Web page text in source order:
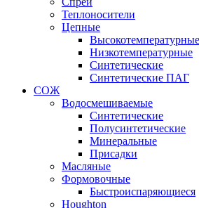
Теплоносители
Цепные
Высокотемпературные
Низкотемпературные
Синтетические
Синтетические ПАГ
СОЖ
Водосмешиваемые
Синтетические
Полусинтетические
Минеральные
Присадки
Масляные
Формовочные
Быстроиспаряющиеся
Houghton